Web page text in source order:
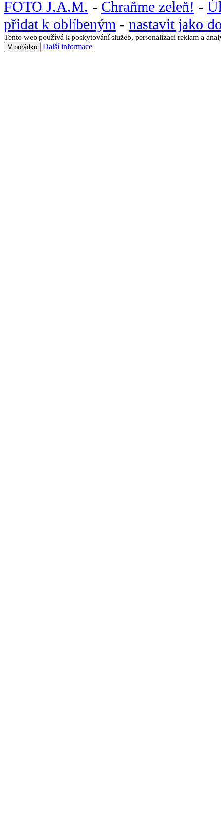
FOTO J.A.M. - Chraňme zeleň! -
přidat k oblíbeným - nastavit jako
Tento web používá k poskytování služeb, personalizaci reklam a
V pořádku Další informace